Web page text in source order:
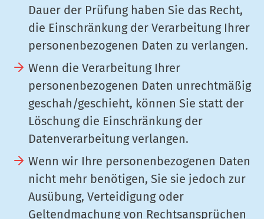
Dauer der Prüfung haben Sie das Recht,
die Einschränkung der Verarbeitung Ihrer
personenbezogenen Daten zu verlangen.
Wenn die Verarbeitung Ihrer
personenbezogenen Daten unrechtmäßig
geschah/geschieht, können Sie statt der
Löschung die Einschränkung der
Datenverarbeitung verlangen.
Wenn wir Ihre personenbezogenen Daten
nicht mehr benötigen, Sie sie jedoch zur
Ausübung, Verteidigung oder
Geltendmachung von Rechtsansprüchen